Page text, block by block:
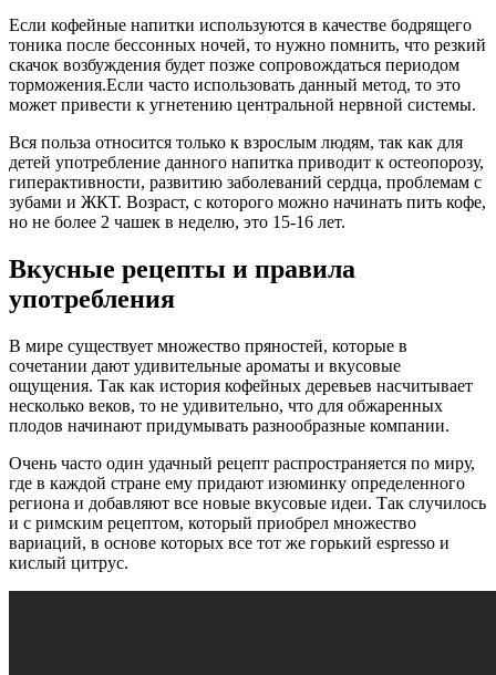
Если кофейные напитки используются в качестве бодрящего
тоника после бессонных ночей, то нужно помнить, что резкий
скачок возбуждения будет позже сопровождаться периодом
торможения.Если часто использовать данный метод, то это
может привести к угнетению центральной нервной системы.
Вся польза относится только к взрослым людям, так как для
детей употребление данного напитка приводит к остеопорозу,
гиперактивности, развитию заболеваний сердца, проблемам с
зубами и ЖКТ. Возраст, с которого можно начинать пить кофе,
но не более 2 чашек в неделю, это 15-16 лет.
Вкусные рецепты и правила
употребления
В мире существует множество пряностей, которые в
сочетании дают удивительные ароматы и вкусовые
ощущения. Так как история кофейных деревьев насчитывает
несколько веков, то не удивительно, что для обжаренных
плодов начинают придумывать разнообразные компании.
Очень часто один удачный рецепт распространяется по миру,
где в каждой стране ему придают изюминку определенного
региона и добавляют все новые вкусовые идеи. Так случилось
и с римским рецептом, который приобрел множество
вариаций, в основе которых все тот же горький espresso и
кислый цитрус.